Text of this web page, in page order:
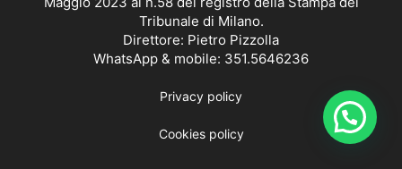
Tribunale di Milano.
Direttore: Pietro Pizzolla
WhatsApp & mobile: 351.5646236
Privacy policy
Cookies policy